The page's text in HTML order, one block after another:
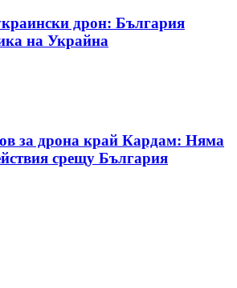
дрон: България
на Украйна
за дрона край Кардам: Няма
срещу България